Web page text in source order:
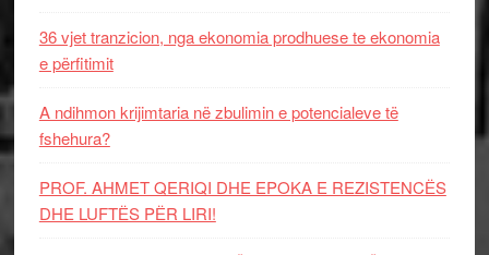
36 vjet tranzicion, nga ekonomia prodhuese te ekonomia
e përfitimit
A ndihmon krijimtaria në zbulimin e potencialeve të
fshehura?
PROF. AHMET QERIQI DHE EPOKA E REZISTENCЁS
DHE LUFTЁS PЁR LIRI!